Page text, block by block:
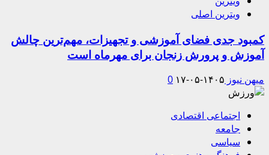
ویترین اصلی
کمبود جدی فضای آموزشی و تجهیزات، مهم‌ترین چالش
آموزش و پرورش زنجان برای مهرماه است
میهن نیوز ۱۴۰۵-۰۵-۱۷ 0
اجتماعی اقتصادی
جامعه
سیاسی